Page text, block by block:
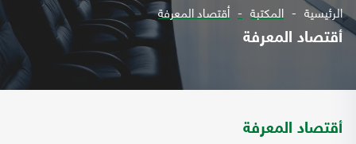
الرئيسية المكتبة أقتصاد المعرفة
أقتصاد المعرفة
أقتصاد المعرفة